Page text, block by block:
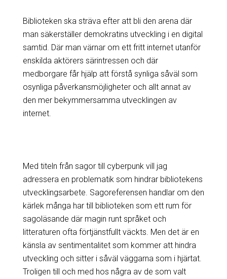
Biblioteken ska sträva efter att bli den arena där
man säkerställer demokratins utveckling i en digital
samtid. Där man värnar om ett fritt internet utanför
enskilda aktörers särintressen och där
medborgare får hjälp att förstå synliga såväl som
osynliga påverkansmöjligheter och allt annat av
den mer bekymmersamma utvecklingen av
internet.
Med titeln från sagor till cyberpunk vill jag
adressera en problematik som hindrar bibliotekens
utvecklingsarbete. Sagoreferensen handlar om den
kärlek många har till biblioteken som ett rum för
sagoläsande där magin runt språket och
litteraturen ofta förtjänstfullt väckts. Men det är en
känsla av sentimentalitet som kommer att hindra
utveckling och sitter i såväl väggarna som i hjärtat.
Troligen till och med hos några av de som valt